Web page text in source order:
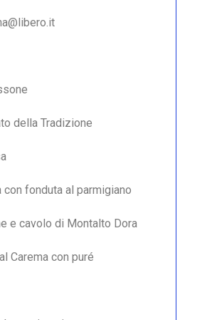
della Tradizione
con fonduta al parmigiano
e cavolo di Montalto Dora
Carema con puré